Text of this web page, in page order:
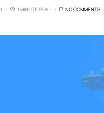
1 MINUTE READ NO COMMENTS